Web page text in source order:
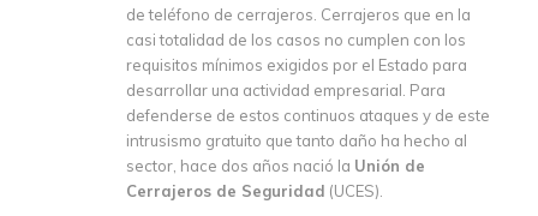
de teléfono de cerrajeros. Cerrajeros que en la
casi totalidad de los casos no cumplen con los
requisitos mínimos exigidos por el Estado para
desarrollar una actividad empresarial. Para
defenderse de estos continuos ataques y de este
intrusismo gratuito que tanto daño ha hecho al
sector, hace dos años nació la Unión de
Cerrajeros de Seguridad (UCES).